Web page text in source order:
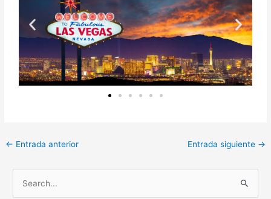
← Entrada anterior Entrada siguiente →